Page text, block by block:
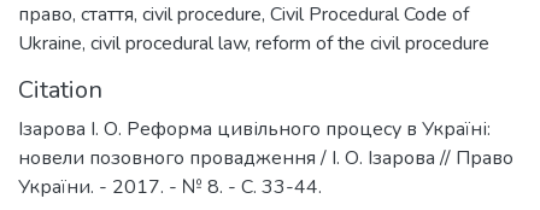
право, стаття, civil procedure, Civil Procedural Code of
Ukraine, civil procedural law, reform of the civil procedure
Citation
Ізарова І. О. Реформа цивільного процесу в Україні:
новели позовного провадження / І. О. Ізарова // Право
України. - 2017. - № 8. - С. 33-44.